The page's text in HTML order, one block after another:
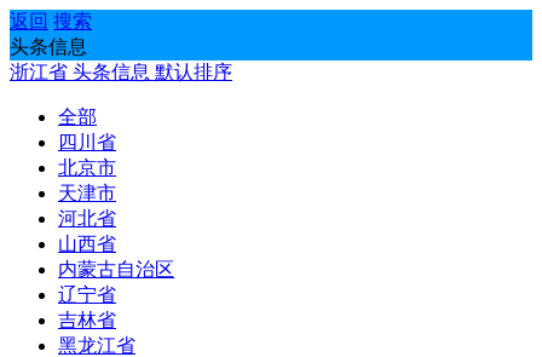
返回 搜索
头条信息
浙江省 头条信息 默认排序
全部
四川省
北京市
天津市
河北省
山西省
内蒙古自治区
辽宁省
吉林省
黑龙江省